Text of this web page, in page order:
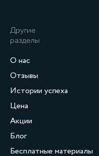
Другие
разделы
О нас
Отзывы
Истории успеха
Цена
Акции
Блог
Бесплатные материалы